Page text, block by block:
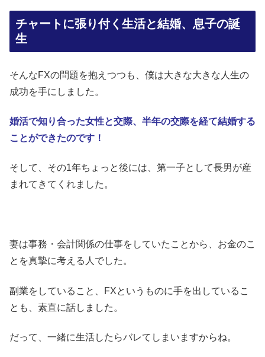
チャートに張り付く生活と結婚、息子の誕
生
そんなFXの問題を抱えつつも、僕は大きな大きな人生の
成功を手にしました。
婚活で知り合った女性と交際、半年の交際を経て結婚する
ことができたのです！
そして、その1年ちょっと後には、第一子として長男が産
まれてきてくれました。
妻は事務・会計関係の仕事をしていたことから、お金のこ
とを真摯に考える人でした。
副業をしていること、FXというものに手を出しているこ
とも、素直に話しました。
だって、一緒に生活したらバレてしまいますからね。